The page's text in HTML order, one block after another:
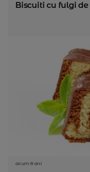
Biscuiti cu fulgi de
acum 8 ani